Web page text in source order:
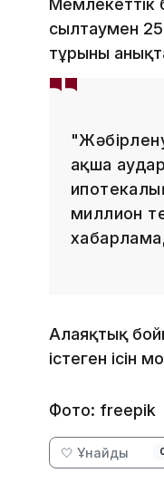
Мемлекеттік
сылтаумен
тұрғыны
ақша
миллион
Алаяқтық
істеген ісін
Фото: freepik
🤍 Ұнайды